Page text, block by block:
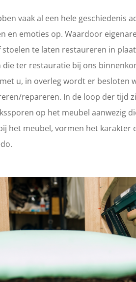
vaak al een hele geschiedenis
en emoties op. Waardoor
te laten restaureren in
die ter restauratie bij ons
u, in overleg wordt er besloten
repareren. In de loop der tijd
op het meubel aanwezig
het meubel, vormen het karakter